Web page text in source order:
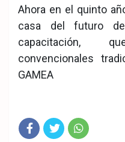
Ahora en el quinto
casa del futuro
capacitación,
convencionales
GAMEA